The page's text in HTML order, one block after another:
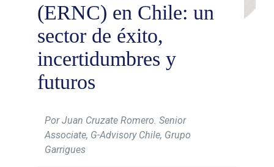
(ERNC) en Chile: un
sector de éxito,
incertidumbres y
futuros
Por Juan Cruzate Romero. Senior
Associate, G-Advisory Chile, Grupo
Garrigues